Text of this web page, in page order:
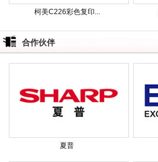
柯美C226彩色复印...
合作伙伴
夏普